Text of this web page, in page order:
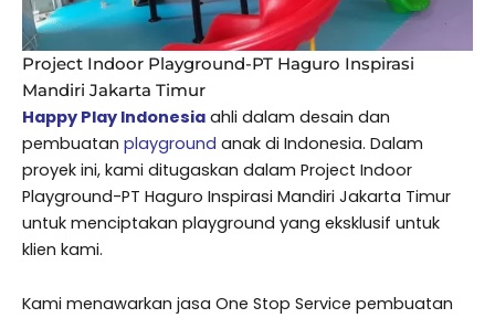
Project Indoor Playground-PT Haguro Inspirasi
Mandiri Jakarta Timur
Happy Play Indonesia ahli dalam desain dan
pembuatan playground anak di Indonesia. Dalam
proyek ini, kami ditugaskan dalam Project Indoor
Playground-PT Haguro Inspirasi Mandiri Jakarta Timur
untuk menciptakan playground yang eksklusif untuk
klien kami.
Kami menawarkan jasa One Stop Service pembuatan